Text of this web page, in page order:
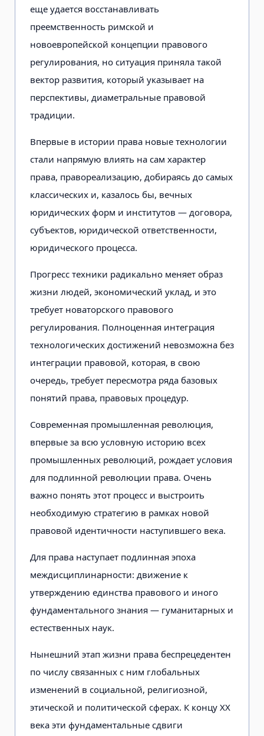
еще удается восстанавливать
преемственность римской и
новоевропейской концепции правового
регулирования, но ситуация приняла такой
вектор развития, который указывает на
перспективы, диаметральные правовой
традиции.
Впервые в истории права новые технологии
стали напрямую влиять на сам характер
права, правореализацию, добираясь до самых
классических и, казалось бы, вечных
юридических форм и институтов — договора,
субъектов, юридической ответственности,
юридического процесса.
Прогресс техники радикально меняет образ
жизни людей, экономический уклад, и это
требует новаторского правового
регулирования. Полноценная интеграция
технологических достижений невозможна без
интеграции правовой, которая, в свою
очередь, требует пересмотра ряда базовых
понятий права, правовых процедур.
Современная промышленная революция,
впервые за всю условную историю всех
промышленных революций, рождает условия
для подлинной революции права. Очень
важно понять этот процесс и выстроить
необходимую стратегию в рамках новой
правовой идентичности наступившего века.
Для права наступает подлинная эпоха
междисциплинарности: движение к
утверждению единства правового и иного
фундаментального знания — гуманитарных и
естественных наук.
Нынешний этап жизни права беспрецедентен
по числу связанных с ним глобальных
изменений в социальной, религиозной,
этической и политической сферах. К концу XX
века эти фундаментальные сдвиги